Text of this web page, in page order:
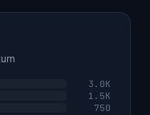
3.0K
1.5K
750